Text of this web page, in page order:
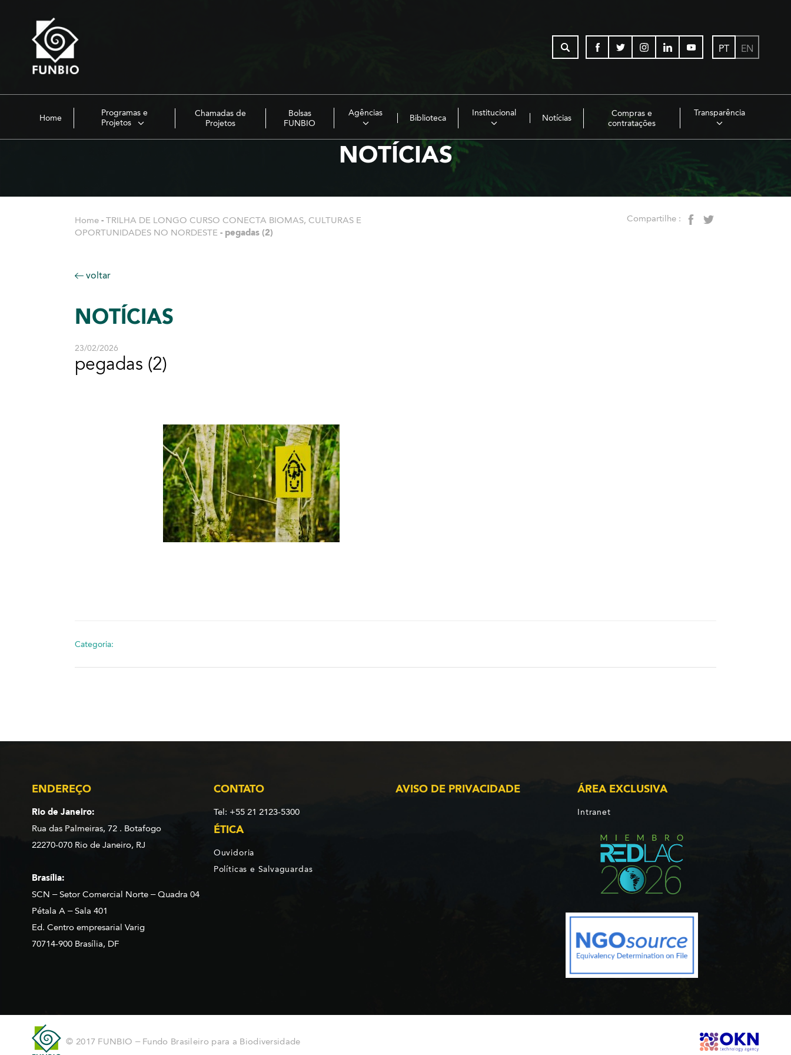
PT EN
Home
Programas e
Projetos
Chamadas de
Projetos
Bolsas
FUNBIO
Agências
Biblioteca
Institucional
Notícias
Compras e
contratações
Transparência
NOTÍCIAS
Home - TRILHA DE LONGO CURSO CONECTA BIOMAS, CULTURAS E
OPORTUNIDADES NO NORDESTE - pegadas (2)
Compartilhe :
voltar
NOTÍCIAS
23/02/2026
pegadas (2)
Categoria:
ENDEREÇO
Rio de Janeiro:
Rua das Palmeiras, 72 . Botafogo
22270-070 Rio de Janeiro, RJ
Brasília:
SCN – Setor Comercial Norte – Quadra 04
Pétala A – Sala 401
Ed. Centro empresarial Varig
70714-900 Brasília, DF
CONTATO
Tel: +55 21 2123-5300
AVISO DE PRIVACIDADE ÁREA EXCLUSIVA
Intranet
ÉTICA
Ouvidoria
Políticas e Salvaguardas
© 2017 FUNBIO – Fundo Brasileiro para a Biodiversidade